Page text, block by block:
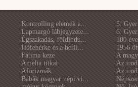
Kontrolling elemek a...
Lapmargó lábjegyzete...
Égszakadás, földindu...
Hófehérke és a berli...
Fátima keze
Amelia titkai
Aforizmák
Babák magyar népi vi...
5.
6.
100
1956
A
Az
Az